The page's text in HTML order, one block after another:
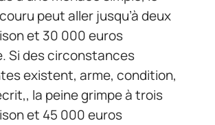
peut aller jusqu’à deux
et 30 000 euros
Si des circonstances
existent, arme, condition,
la peine grimpe à trois
et 45 000 euros